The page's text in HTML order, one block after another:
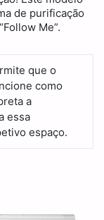
de purificação
Me”.
que o
como
a
essa
espaço.